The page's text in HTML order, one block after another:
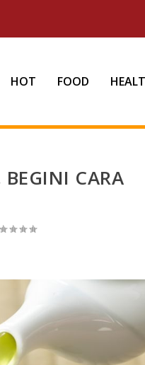
HOT FOOD
CARA